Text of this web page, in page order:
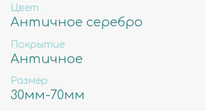
Не содержит свинца, никеля и
Цвет
Античное серебро
Покрытие
Античное
Размер
30мм-70мм